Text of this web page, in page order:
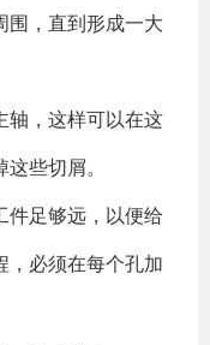
围，直到形成一大
轴，这样可以在这
些切屑。
件足够远，以便给
，必须在每个孔加